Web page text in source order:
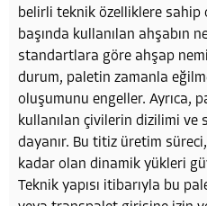
belirli teknik özelliklere sahip
başında kullanılan ahşabın
standartlara göre ahşap nemi
durum, paletin zamanla
oluşumunu engeller. Ayrıca,
kullanılan çivilerin dizilimi ve
dayanır. Bu titiz üretim
kadar olan dinamik yükleri
Teknik yapısı itibarıyla bu